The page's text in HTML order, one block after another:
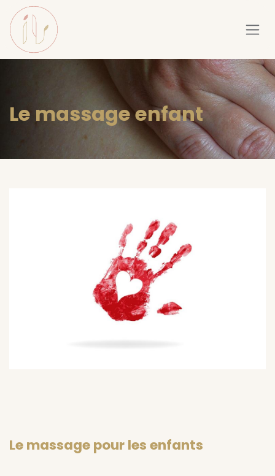
Se rendre au contenu
Le massage enfant
Le massage pour les enfants